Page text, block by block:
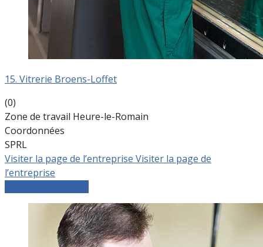
15. Vitrerie Broens-Loffet
(0)
Zone de travail Heure-le-Romain
Coordonnées
SPRL
Visiter la page de l’entreprise Visiter la page de
l’entreprise